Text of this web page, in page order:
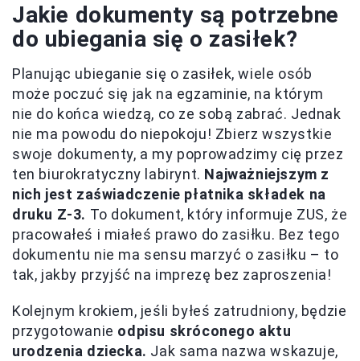
Jakie dokumenty są potrzebne
do ubiegania się o zasiłek?
Planując ubieganie się o zasiłek, wiele osób
może poczuć się jak na egzaminie, na którym
nie do końca wiedzą, co ze sobą zabrać. Jednak
nie ma powodu do niepokoju! Zbierz wszystkie
swoje dokumenty, a my poprowadzimy cię przez
ten biurokratyczny labirynt. Najważniejszym z
nich jest zaświadczenie płatnika składek na
druku Z-3. To dokument, który informuje ZUS, że
pracowałeś i miałeś prawo do zasiłku. Bez tego
dokumentu nie ma sensu marzyć o zasiłku – to
tak, jakby przyjść na imprezę bez zaproszenia!
Kolejnym krokiem, jeśli byłeś zatrudniony, będzie
przygotowanie odpisu skróconego aktu
urodzenia dziecka. Jak sama nazwa wskazuje,